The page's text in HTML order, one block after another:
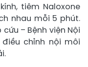
tiêm Naloxone
nhau mỗi 5 phút.
– Bệnh viện Nội
chỉnh nội môi